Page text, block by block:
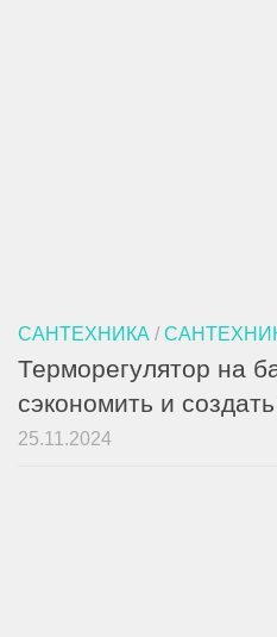
САНТЕХНИКА /
Терморегулятор на
сэкономить и
25.11.2024